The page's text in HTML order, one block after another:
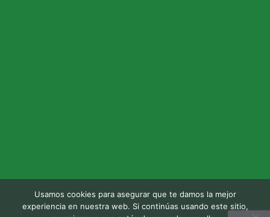
Usamos cookies para asegurar que te damos la mejor
experiencia en nuestra web. Si continúas usando este sitio,